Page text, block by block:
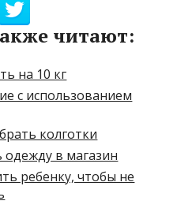
читают:
на 10 кг
с использованием
колготки
в магазин
ребенку, чтобы не